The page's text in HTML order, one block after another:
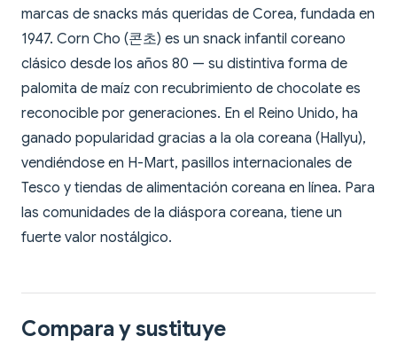
marcas de snacks más queridas de Corea, fundada en
1947. Corn Cho (콘초) es un snack infantil coreano
clásico desde los años 80 — su distintiva forma de
palomita de maíz con recubrimiento de chocolate es
reconocible por generaciones. En el Reino Unido, ha
ganado popularidad gracias a la ola coreana (Hallyu),
vendiéndose en H-Mart, pasillos internacionales de
Tesco y tiendas de alimentación coreana en línea. Para
las comunidades de la diáspora coreana, tiene un
fuerte valor nostálgico.
Compara y sustituye